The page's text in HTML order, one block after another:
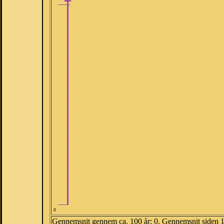
0
Gennemsnit gennem ca. 100 år: 0. Gennemsnit siden